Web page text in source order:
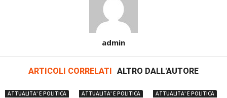
admin
ARTICOLI CORRELATI ALTRO DALL'AUTORE
ATTUALITA' E POLITICA ATTUALITA' E POLITICA ATTUALITA' E POLITICA